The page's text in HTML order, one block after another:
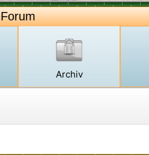
Forum
Archiv